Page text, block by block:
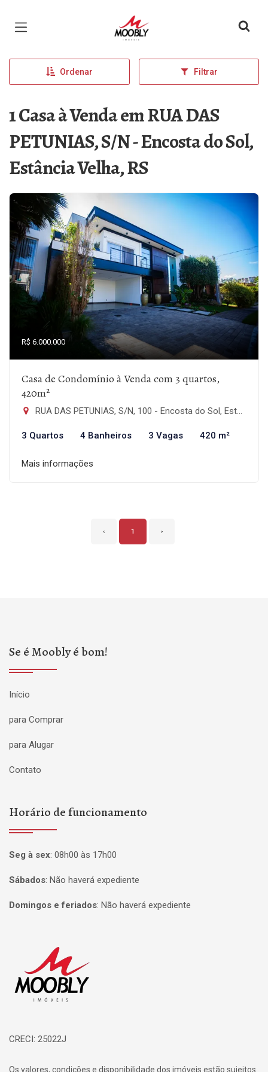
Página inicial
Ordenar Filtrar
1 Casa à Venda em RUA DAS
PETUNIAS, S/N - Encosta do Sol,
Estância Velha, RS
R$ 6.000.000
Casa de Condomínio à Venda com 3 quartos,
420m²
RUA DAS PETUNIAS, S/N, 100 - Encosta do Sol, Estância Velha-RS
3 Quartos 4 Banheiros 3 Vagas 420 m²
Mais informações
‹ 1 ›
Se é Moobly é bom!
Início
para Comprar
para Alugar
Contato
Horário de funcionamento
Seg à sex: 08h00 às 17h00
Sábados: Não haverá expediente
Domingos e feriados: Não haverá expediente
CRECI: 25022J
Os valores, condições e disponibilidade dos imóveis estão sujeitos